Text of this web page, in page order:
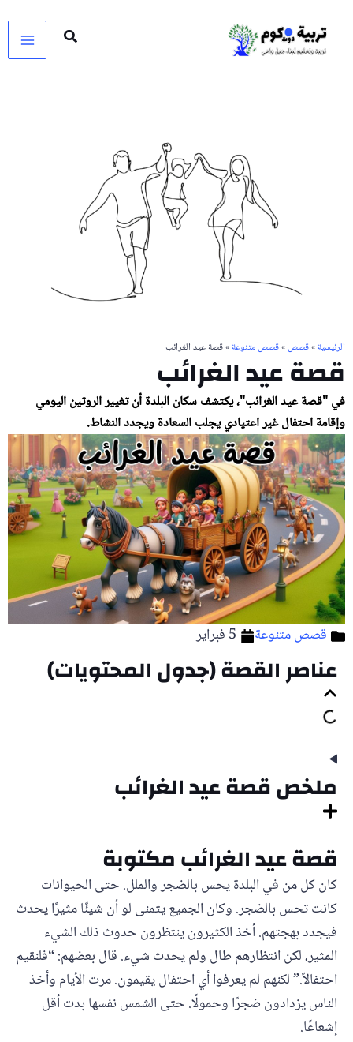
المحتوى
الرئيسية»قصص»قصص متنوعة» قصة عيد الغرائب
قصة عيد الغرائب
في "قصة عيد الغرائب"، يكتشف سكان البلدة أن تغيير الروتين اليومي
وإقامة احتفال غير اعتيادي يجلب السعادة ويجدد النشاط.
قصص متنوعة 5 فبراير
عناصر القصة (جدول المحتويات)
ملخص قصة عيد الغرائب
قصة عيد الغرائب مكتوبة
كان كل من في البلدة يحس بالضجر والملل. حتى الحيوانات
كانت تحس بالضجر. وكان الجميع يتمنى لو أن شيئًا مثيرًا يحدث
فيجدد بهجتهم. أخذ الكثيرون ينتظرون حدوث ذلك الشيء
المثير، لكن انتظارهم طال ولم يحدث شيء. قال بعضهم: “فلنقيم
احتفالاً.” لكنهم لم يعرفوا أي احتفال يقيمون. مرت الأيام وأخذ
الناس يزدادون ضجرًا وحمولًا. حتى الشمس نفسها بدت أقل
إشعاعًا.